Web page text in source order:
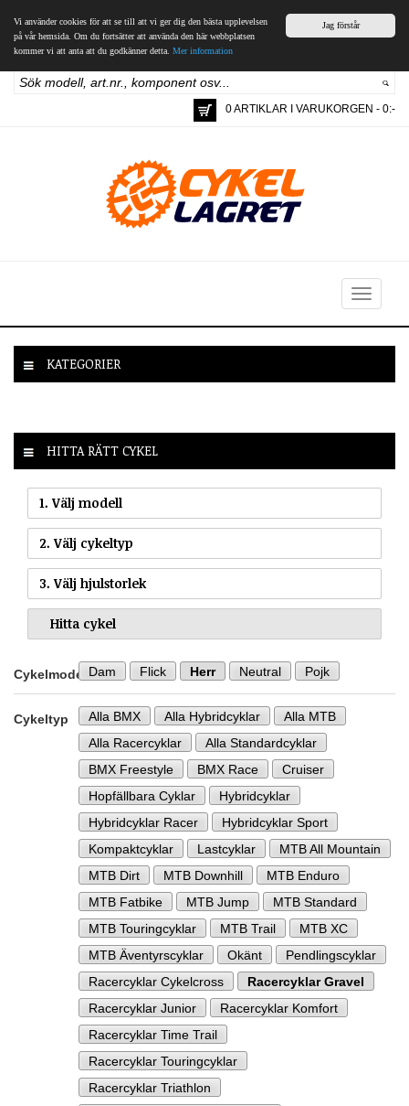
Jag förstår
Vi använder cookies för att se till att vi ger dig den bästa upplevelsen
på vår hemsida. Om du fortsätter att använda den här webbplatsen
kommer vi att anta att du godkänner detta. Mer information
0 ARTIKLAR I VARUKORGEN - 0:-
Toggle
navigation
KATEGORIER
HITTA RÄTT CYKEL
1. Välj modell
2. Välj cykeltyp
3. Välj hjulstorlek
CykelmodellDam Flick Herr Neutral Pojk
Cykeltyp Alla BMX Alla Hybridcyklar
Alla MTB
Alla Racercyklar
Alla Standardcyklar
BMX Freestyle
BMX Race
Cruiser
Hopfällbara Cyklar
Hybridcyklar
Hybridcyklar Racer
Hybridcyklar Sport
Kompaktcyklar
Lastcyklar
MTB All Mountain
MTB Dirt
MTB Downhill
MTB Enduro
MTB Fatbike
MTB Jump
MTB Standard
MTB Touringcyklar
MTB Trail
MTB XC
MTB Äventyrscyklar
Okänt
Pendlingscyklar
Racercyklar Cykelcross
Racercyklar Gravel
Racercyklar Junior
Racercyklar Komfort
Racercyklar Time Trail
Racercyklar Touringcyklar
Racercyklar Triathlon